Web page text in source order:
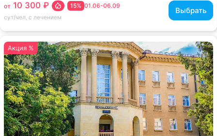
01.06-06.09
15%
от 10 300 ₽
сут/чел, с лечением
Выбрать
Акция %